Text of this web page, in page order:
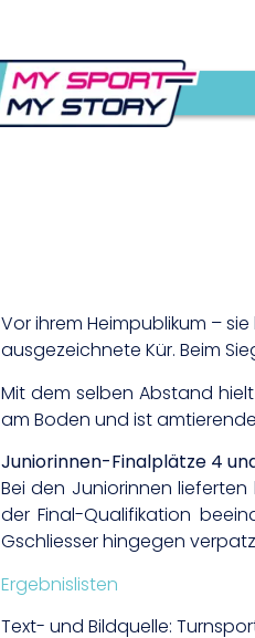
Vor ihrem Heimpublikum –
ausgezeichnete Kür. Beim
Mit dem selben Abstand
am Boden und ist
Juniorinnen-Finalplätze 4
Bei den Juniorinnen
der Final-Qualifikation
Gschliesser hingegen
Ergebnislisten
Text- und Bildquelle: